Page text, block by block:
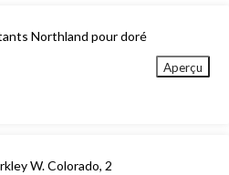
Northland pour doré
Aperçu
W. Colorado, 2